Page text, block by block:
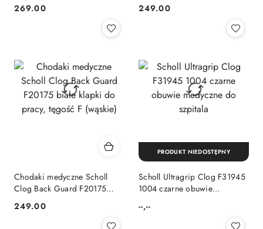
szerokie, tęgość H
Cena:
269.00
(wąskie)
Cena:
249.00
Chodaki medyczne Scholl
Clog Back Guard F20175
F (wąskie)
Cena:
249.00
Scholl Ultragrip Clog F31945
1004 czarne obuwie
Cena:
--,--
PRODUKT NIEDOSTĘPNY